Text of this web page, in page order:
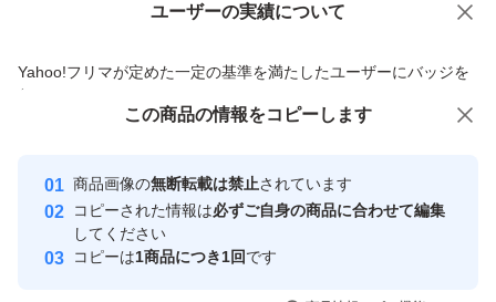
何か気になることがありましたらお気軽にご質問くださ
ご検討よろしくお願い致します。
ユーザーの実績について
Yahoo!フリマが定めた一定の基準を満たしたユーザーにバッジを
付与しています
安心取引出品者
心・安全なユーザーです
取引実績
引を完了させた実績があります
価格の相談 商品への質問
この商品の情報をコピーします
商品画像の無断転載は禁止されています
コピーされた情報は必ずご自身の商品に合わせて編集
してください
コピーは1商品につき1回です
この商品をみている人にオススメ